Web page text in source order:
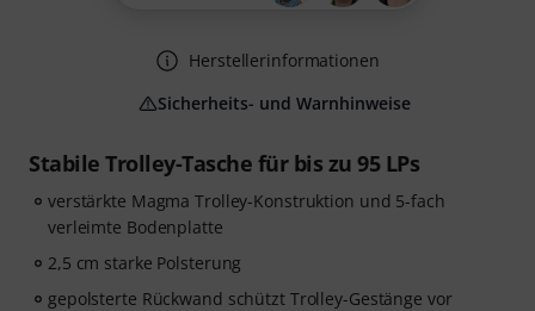
Stabile Trolley-Tasche für bis zu 95 LPs
verstärkte Magma Trolley-Konstruktion und 5-fach
verleimte Bodenplatte
2,5 cm starke Polsterung
gepolsterte Rückwand schützt Trolley-Gestänge vor
Herstellerinformationen
Sicherheits- und Warnhinweise